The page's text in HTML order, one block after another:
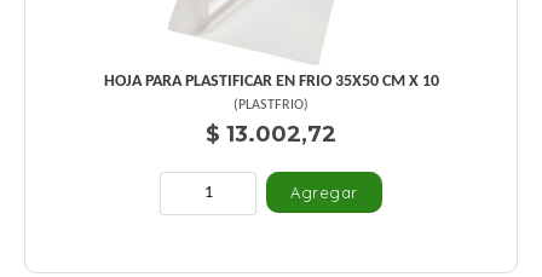
HOJA PARA PLASTIFICAR EN FRIO 35X50 CM X 10
(PLASTFRIO)
$ 13.002,72